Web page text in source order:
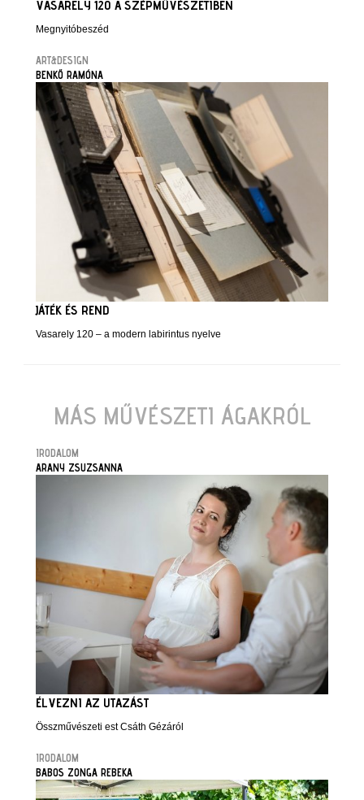
VASARELY 120 A SZÉPMŰVÉSZETIBEN
Megnyitóbeszéd
ART&DESIGN
BENKŐ RAMÓNA
JÁTÉK ÉS REND
Vasarely 120 – a modern labirintus nyelve
MÁS MŰVÉSZETI ÁGAKRÓL
IRODALOM
ARANY ZSUZSANNA
ÉLVEZNI AZ UTAZÁST
Összművészeti est Csáth Gézáról
IRODALOM
BABOS ZONGA REBEKA